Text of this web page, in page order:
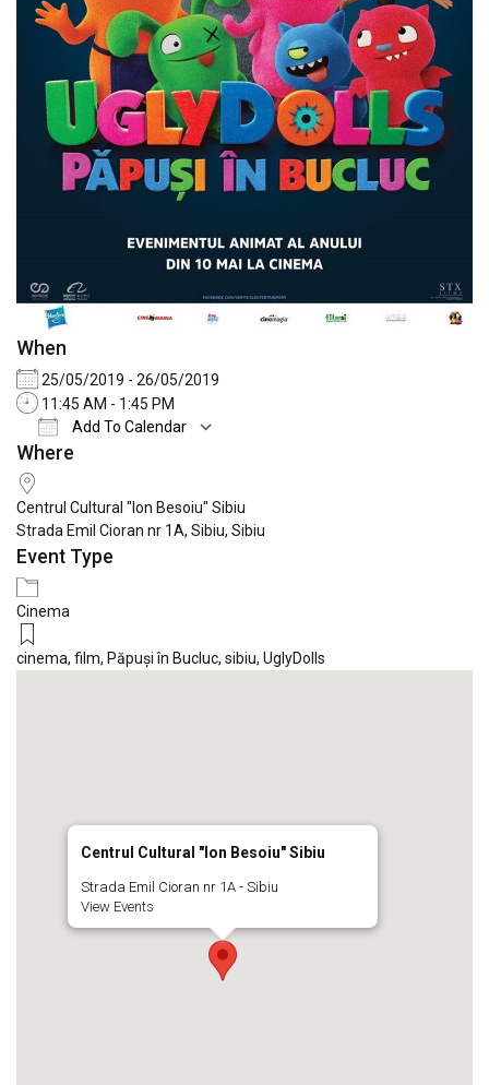
When
25/05/2019 - 26/05/2019
11:45 AM - 1:45 PM
Add To Calendar
Download ICS
Where
Centrul Cultural "Ion Besoiu" Sibiu
Strada Emil Cioran nr 1A, Sibiu, Sibiu
Event Type
Cinema
cinema, film, Păpuși în Bucluc, sibiu, UglyDolls
Centrul Cultural "Ion Besoiu" Sibiu
Strada Emil Cioran nr 1A - Sibiu
View Events